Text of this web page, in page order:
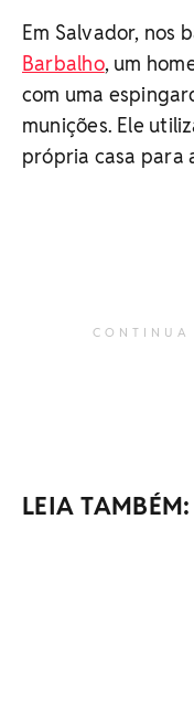
Em Salvador, nos
Barbalho, um
com uma
munições. Ele
própria casa para
LEIA TAMBÉM: